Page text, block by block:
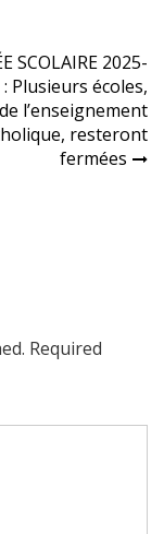
SCOLAIRE 2025-
: Plusieurs écoles,
l’enseignement
resteront
fermées
Required